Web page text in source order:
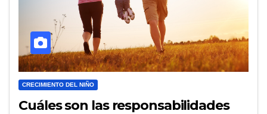
CRECIMIENTO DEL NIÑO
Cuáles son las responsabilidades